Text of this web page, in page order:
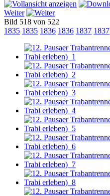
Weiter
Bild 518 von 522
1835 1835 1836 1836 1837 1837